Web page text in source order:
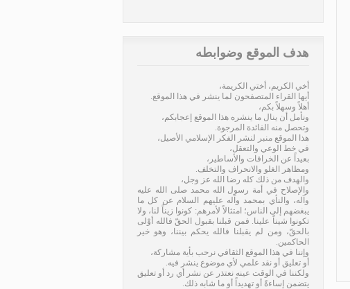
هدف الموقع وضوابطه
أخي الكريم، أختي الكريمة،
أيها القراء المتصفحون لما ينشر في هذا الموقع.
أهلاً وسهلاً بكم،
ونأمل أن ينال ما ينشره هذا الموقع إعجابكم،
وتحصل منه الفائدة المرجوة.
هذا الموقع منبر لنشر الفكر الإسلامي الأصيل،
في خط الوعي والتعقل،
بعيداً عن الخرافات والأساطير،
ومظاهر الغلو والانحراف والتخلف.
والهدف من ذلك كله رضا الله عز وجل،
والإصلاح في أمة رسول الله محمد صلى الله عليه
وآله، والنأي بمحمد وآله عليهم السلام عن كل ما
يبغضهم إلى الناس؛ امتثالاً لأمرهم: كونوا زيناً لنا، ولا
تكونوا شيناً علينا. فمن قبلنا بقبول الحقّ فالله أوْلى
بالحقّ، ومن لم يقبلنا فالله يحكم بيننا، وهو خير
الحاكمين.
وإننا في هذا الموقع الثقافي نرحب بأية مشاركة،
أو تعليق أو نقد علمي لأي موضوع ينشر فيه.
ولكننا في الوقت عينه نعتذر عن نشر أي رد أو تعليق
يتضمن إساءةً أو تهديداً أو ما شابه ذلك.